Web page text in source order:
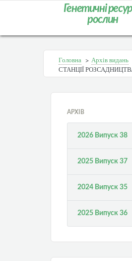
Генетичні
рослин
Головна > Архів видань
СТАНЦІЇ
АРХІВ
2026 Випуск 38
2025 Випуск 37
2024 Випуск 35
2025 Випуск 36